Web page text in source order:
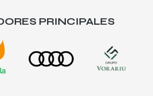
PRINCIPALES